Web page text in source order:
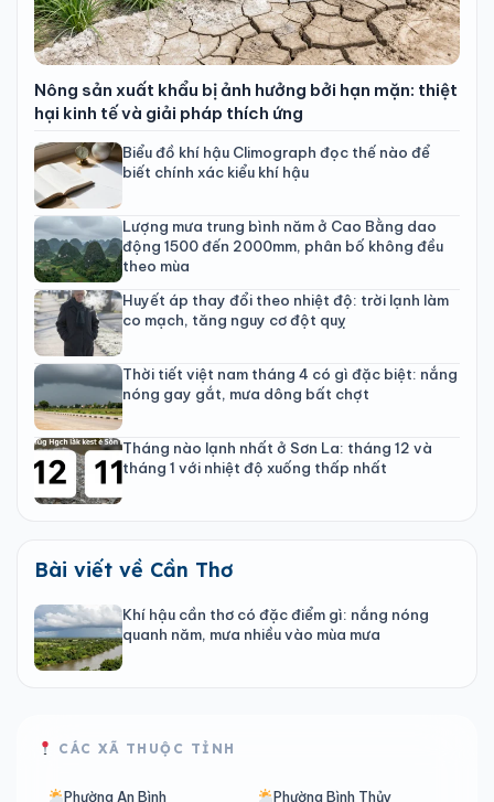
Nông sản xuất khẩu bị ảnh hưởng bởi hạn mặn: thiệt
hại kinh tế và giải pháp thích ứng
Biểu đồ khí hậu Climograph đọc thế nào để
biết chính xác kiểu khí hậu
Lượng mưa trung bình năm ở Cao Bằng dao
động 1500 đến 2000mm, phân bố không đều
theo mùa
Huyết áp thay đổi theo nhiệt độ: trời lạnh làm
co mạch, tăng nguy cơ đột quỵ
Thời tiết việt nam tháng 4 có gì đặc biệt: nắng
nóng gay gắt, mưa dông bất chợt
Tháng nào lạnh nhất ở Sơn La: tháng 12 và
tháng 1 với nhiệt độ xuống thấp nhất
Bài viết về Cần Thơ
Khí hậu cần thơ có đặc điểm gì: nắng nóng
quanh năm, mưa nhiều vào mùa mưa
CÁC XÃ THUỘC TỈNH
Phường An Bình Phường Bình Thủy